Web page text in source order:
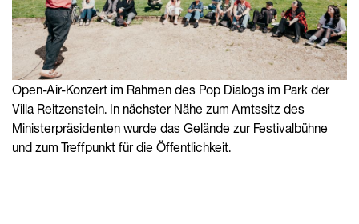
Open-Air-Konzert im Rahmen des Pop Dialogs im Park der
Villa Reitzenstein. In nächster Nähe zum Amtssitz des
Ministerpräsidenten wurde das Gelände zur Festivalbühne
und zum Treffpunkt für die Öffentlichkeit.